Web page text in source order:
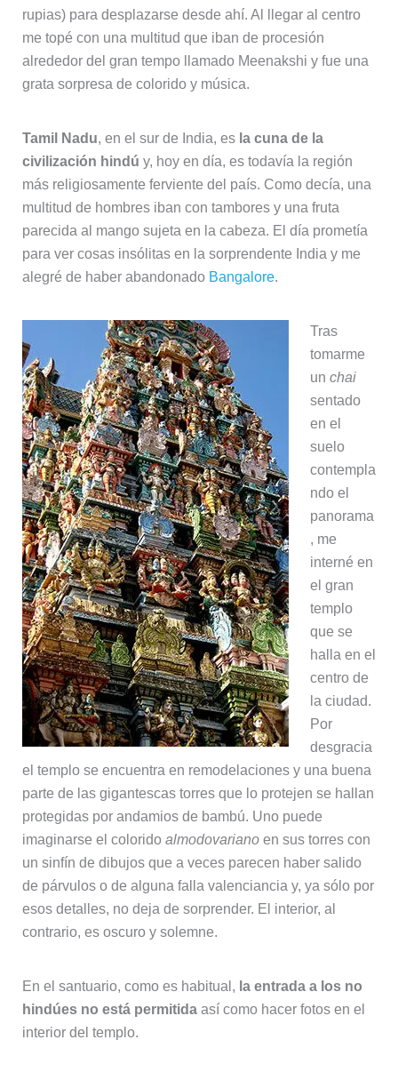
rupias) para desplazarse desde ahí. Al llegar al centro
me topé con una multitud que iban de procesión
alrededor del gran tempo llamado Meenakshi y fue una
grata sorpresa de colorido y música.
Tamil Nadu, en el sur de India, es la cuna de la
civilización hindú y, hoy en día, es todavía la región
más religiosamente ferviente del país. Como decía, una
multitud de hombres iban con tambores y una fruta
parecida al mango sujeta en la cabeza. El día prometía
para ver cosas insólitas en la sorprendente India y me
alegré de haber abandonado Bangalore.
Tras
tomarme
un chai
sentado
en el
suelo
contempla
ndo el
panorama
, me
interné en
el gran
templo
que se
halla en el
centro de
la ciudad.
Por
desgracia
el templo se encuentra en remodelaciones y una buena
parte de las gigantescas torres que lo protejen se hallan
protegidas por andamios de bambú. Uno puede
imaginarse el colorido almodovarianoen sus torres con
un sinfín de dibujos que a veces parecen haber salido
de párvulos o de alguna falla valenciancia y, ya sólo por
esos detalles, no deja de sorprender. El interior, al
contrario, es oscuro y solemne.
En el santuario, como es habitual, la entrada a los no
hindúes no está permitidaasí como hacer fotos en el
interior del templo.